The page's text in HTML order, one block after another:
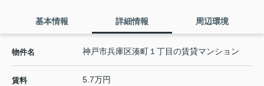
基本情報 詳細情報 周辺環境
物件名 神戸市兵庫区湊町１丁目の賃貸マンション
賃料 5.7万円